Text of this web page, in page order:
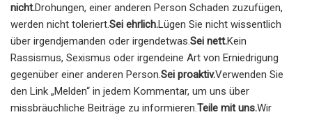
nicht.Drohungen, einer anderen Person Schaden zuzufügen,
werden nicht toleriert.Sei ehrlich.Lügen Sie nicht wissentlich
über irgendjemanden oder irgendetwas.Sei nett.Kein
Rassismus, Sexismus oder irgendeine Art von Erniedrigung
gegenüber einer anderen Person.Sei proaktiv.Verwenden Sie
den Link „Melden“ in jedem Kommentar, um uns über
missbräuchliche Beiträge zu informieren.Teile mit uns.Wir